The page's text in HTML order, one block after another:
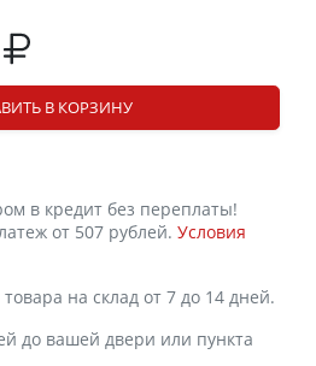
В КОРЗИНУ
в кредит без переплаты!
от 507 рублей. Условия
на склад от 7 до 14 дней.
до вашей двери или пункта